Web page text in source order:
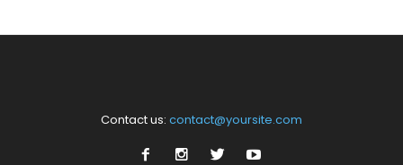
Contact us: contact@yoursite.com